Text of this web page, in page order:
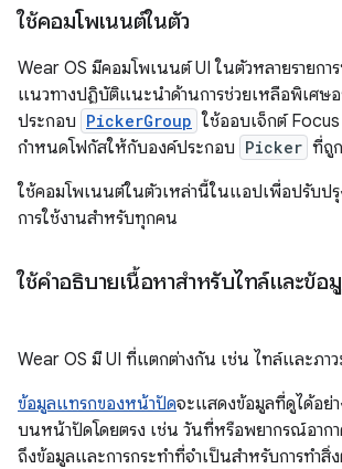
ใช้คอมโพเนนต์ในตัว
Wear OS มีคอมโพเนนต์ UI ในตัวหลายรายกา
แนวทางปฏิบัติแนะนำด้านการช่วยเหลือพิเศษ
ประกอบ PickerGroup ใช้ออบเจ็กต์
กำหนดโฟกัสให้กับองค์ประกอบ Picker ที่ถู
ใช้คอมโพเนนต์ในตัวเหล่านี้ในแอปเพื่อปรับปรุ
การใช้งานสำหรับทุกคน
ใช้คำอธิบายเนื้อหาสำหรับไทล์และข้อ
Wear OS มี UI ที่แตกต่างกัน เช่น ไทล์และภา
ข้อมูลแทรกของหน้าปัดจะแสดงข้อมูลที่ดูได้อย่า
บนหน้าปัดโดยตรง เช่น วันที่หรือพยากรณ์อาก
ถึงข้อมูลและการกระทำที่จำเป็นสำหรับการทำสิ่ง